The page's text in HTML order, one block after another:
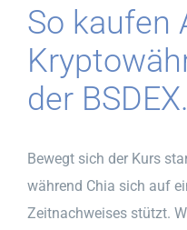
So kaufen
der BSDEX.
Bewegt sich der Kurs
während Chia sich auf
Zeitnachweises stützt.